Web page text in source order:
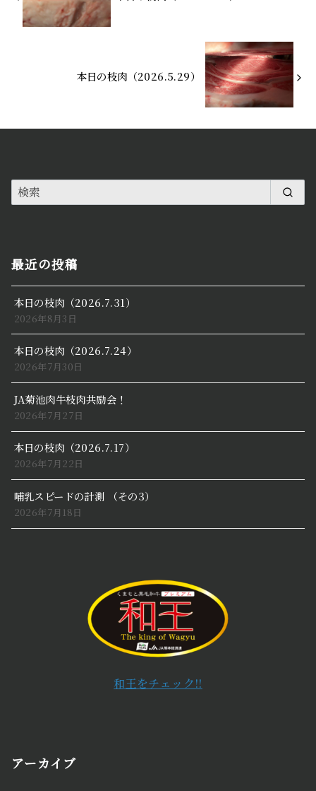
本日の枝肉（2026.5.29）
最近の投稿
本日の枝肉（2026.7.31）
2026年8月3日
本日の枝肉（2026.7.24）
2026年7月30日
JA菊池肉牛枝肉共励会！
2026年7月27日
本日の枝肉（2026.7.17）
2026年7月22日
哺乳スピードの計測 （その3）
2026年7月18日
和王をチェック!!
アーカイブ